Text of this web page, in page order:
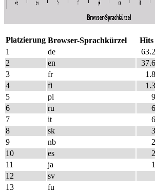
Platzierung Browser-Sprachkürzel Hits
1
de
2
en
3
fr
4
fi
5
pl
6
ru
7
it
8
sk
9
nb
10
es
11
ja
12
sv
13
fu